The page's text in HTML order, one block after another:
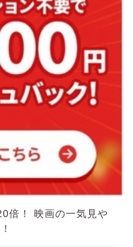
倍！ 映画の一気見や